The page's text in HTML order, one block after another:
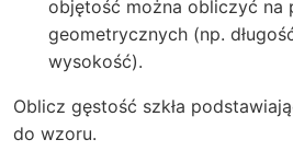
objętość można obliczyć na
geometrycznych (np.
wysokość).
Oblicz gęstość szkła
do wzoru.